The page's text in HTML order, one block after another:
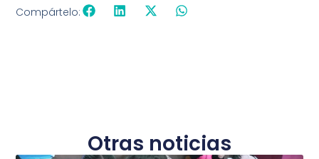
Compártelo:
Otras noticias